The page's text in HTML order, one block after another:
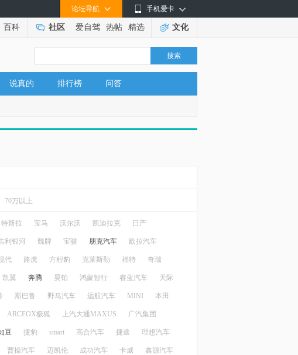
手机爱卡
论坛导航
百科 社区 爱自驾 热帖 精选 文化
搜索
说真的 排行榜 问答
70万以上
特斯拉 宝马 沃尔沃 凯迪拉克 日产
利银河 魏牌 宝骏 朋克汽车 欧拉汽车
代 路虎 方程豹 克莱斯勒 福特 奇瑞
凯翼 奔腾 昊铂 鸿蒙智行 睿蓝汽车 天际
斯巴鲁 野马汽车 远航汽车 MINI 本田
ARCFOX极狐 上汽大通MAXUS 广汽集团
豆 捷豹 smart 高合汽车 捷途 理想汽车
曹操汽车 迈凯伦 成功汽车 卡威 鑫源汽车